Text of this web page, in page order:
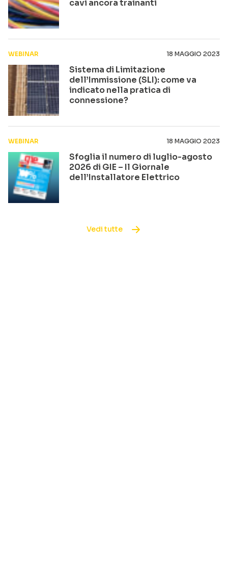
cavi ancora trainanti
WEBINAR 18 MAGGIO 2023
Sistema di Limitazione
dell’Immissione (SLI): come va
indicato nella pratica di
connessione?
WEBINAR 18 MAGGIO 2023
Sfoglia il numero di luglio-agosto
2026 di GIE – Il Giornale
dell’Installatore Elettrico
Vedi tutte